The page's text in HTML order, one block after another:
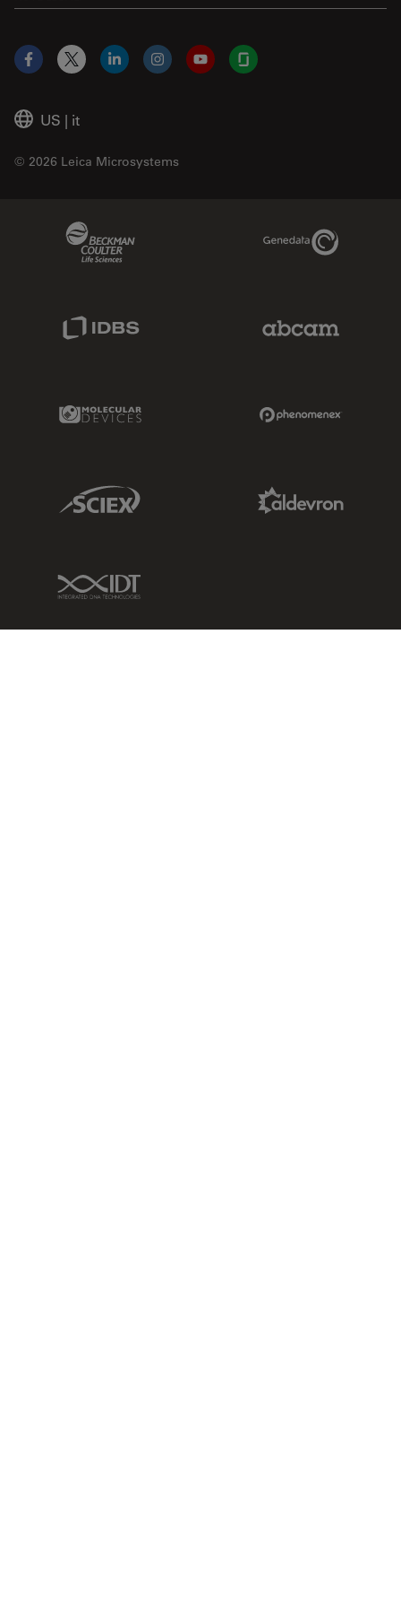
US | it
© 2026 Leica Microsystems
Facebook
X LinkedInInstagramYouTubeGlassdoor
Genedata Link
Molecular Devices Link
Sciex Link
IDT Link